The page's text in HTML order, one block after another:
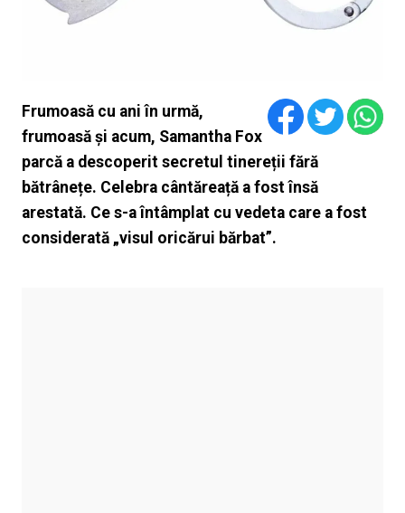
Frumoasă cu ani în urmă,
frumoasă și acum, Samantha Fox
parcă a descoperit secretul tinereții fără
bătrânețe. Celebra cântăreață a fost însă
arestată. Ce s-a întâmplat cu vedeta care a fost
considerată „visul oricărui bărbat”.